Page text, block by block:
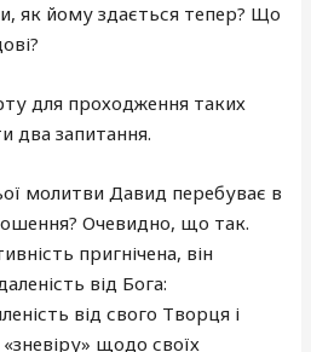
як йому здається тепер? Що
для проходження таких
два запитання.
молитви Давид перебуває в
Очевидно, що так.
пригнічена, він
від Бога:
від свого Творця і
«зневіру» щодо своїх